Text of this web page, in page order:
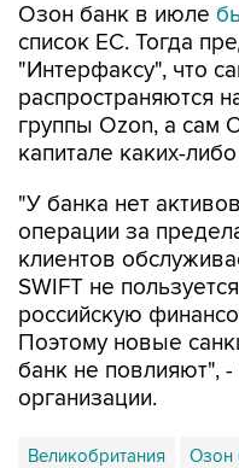
Озон банк в июле
список ЕС. Тогда
"Интерфаксу", что
распространяются
группы Ozon, а сам
капитале каких-
"У банка нет
операции за
клиентов
SWIFT не
российскую
Поэтому новые
банк не повлияют",
организации.
Великобритания Озон